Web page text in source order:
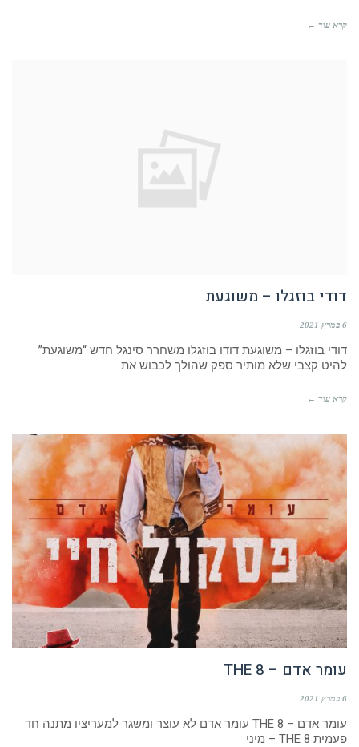
קרא עוד ←
דודי בוזגלו – משוגעת
6 במרץ 2021
דודי בוזגלו – משוגעת דודו בוזגלו משחרר סינגל חדש “משוגעת”
להיט קצבי שלא מותיר ספק שהולך לכבוש את
קרא עוד ←
עומר אדם – THE 8
6 במרץ 2021
עומר אדם – THE 8 עומר אדם לא עוצר ומשגר למעריציו מתנה חד
פעמית THE 8 – מיני